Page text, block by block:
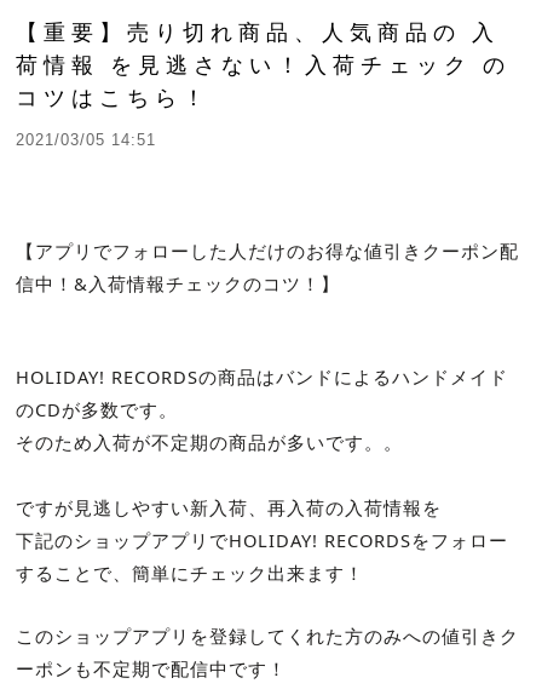
【重要】売り切れ商品、人気商品の 入
荷情報 を見逃さない！入荷チェック の
コツはこちら！
2021/03/05 14:51
【 アプリでフォローした人だけのお得な値引きクーポン配
信中！&入荷情報チェックのコツ！】
HOLIDAY! RECORDSの商品はバンドによるハンドメイド
のCDが多数です。
そのため入荷が不定期の商品が多いです。。
ですが見逃しやすい新入荷、再入荷の入荷情報を
下記のショップアプリでHOLIDAY! RECORDSをフォロー
することで、簡単にチェック出来ます！
このショップアプリを登録してくれた方のみへの値引きク
ーポンも不定期で配信中です！